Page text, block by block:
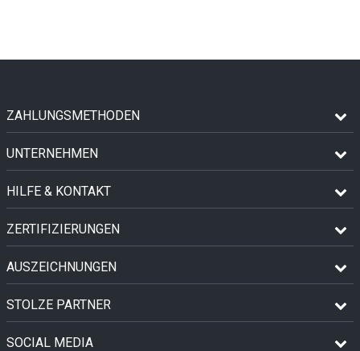
ZAHLUNGSMETHODEN
UNTERNEHMEN
HILFE & KONTAKT
ZERTIFIZIERUNGEN
AUSZEICHNUNGEN
STOLZE PARTNER
SOCIAL MEDIA